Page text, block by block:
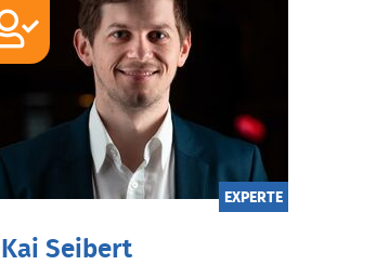
EXPERTE
Kai Seibert